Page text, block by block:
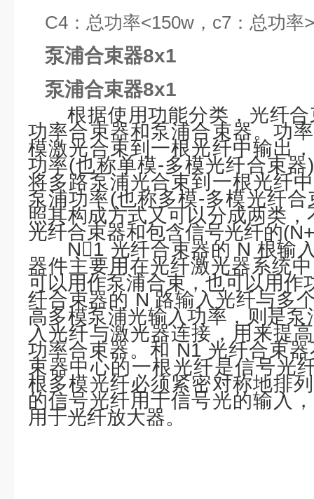
C4：总功率<150w，c7：总功率
泵浦合束器8x1
泵浦合束器8x1
根据使用功能分类，光纤
功率合束器和泵浦合束器。功
模激光合束到一根光纤中输出
功率(也称单模-多模光纤合束
将多路泵浦光合束到一根光纤
泵浦功率(也称多模-多模光纤
照其构成方式又可以分成两类
光纤合束器和包含信号光纤的
N1 光纤合束器的 N 根输
器件主要用在光纤激光器系统
可以用作泵浦合束，也可以用作
纤合束器的 N 路输入光纤与多
高多模泵浦光输入功率，则是
入光纤与激光器连接，用来提
功率合束器。和 N1 光纤合束
束器中心的一根光纤是信号光
根多模光纤必须紧密对称地排
的信号光纤用于信号光的输入
用于光纤放大器。